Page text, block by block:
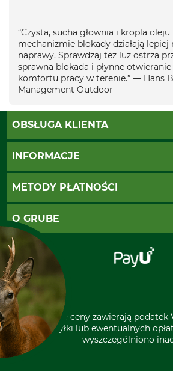
“Czysta, sucha głownia i kropla
mechanizmie blokady działają lepiej
naprawy. Sprawdzaj też luz ostrza
sprawna blokada i płynne
komfortu pracy w terenie.” — Hans
Management Outdoor
OBSŁUGA KLIENTA
Katalogi Grube
Ustawienia plików cookie
INFORMACJE
Koszty dostawy
Regulamin sklepu
Klauzula RODO
Odstąpienie od zamówienia
METODY PŁATNOŚCI
PayU
Za pobraniem (z dopłatą)
Polecenie zapłaty SEPA
O GRUBE
Sklep stacjonarny
Kontakt
Grube w Europie
* Wszystkie ceny zawierają podatek
kosztów wysyłki lub ewentualnych
wyszczególniono